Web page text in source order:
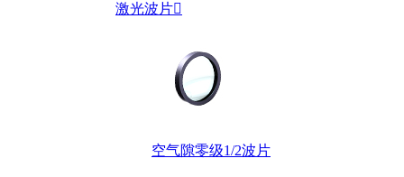
激光波片
空气隙零级1/2波片